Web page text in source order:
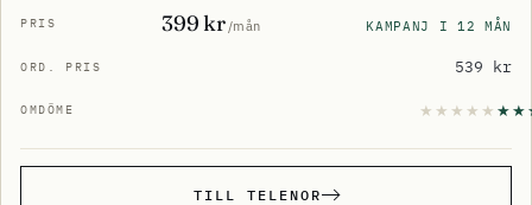
399 kr/mån KAMPANJ I 12 MÅN
539 kr
TILL TELENOR